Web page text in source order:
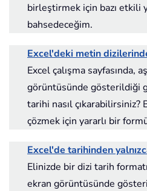
birleştirmek için bazı etkili
bahsedeceğim.
Excel'deki metin
Excel çalışma sayfasında,
görüntüsünde gösterildiği
tarihi nasıl çıkarabilirsiniz?
çözmek için yararlı bir
Excel'de tarihinden
Elinizde bir dizi tarih
ekran görüntüsünde